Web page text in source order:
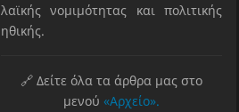
λαϊκής νομιμότητας και πολιτικής
ηθικής.
🔗 Δείτε όλα τα άρθρα μας στο
μενού «Αρχείο».